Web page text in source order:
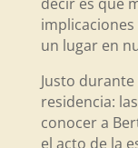
implicaciones
un lugar en
Justo
residencia:
conocer a
el acto de la